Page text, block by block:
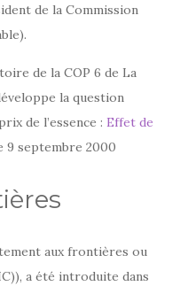
de la Commission
de la COP 6 de La
la question
de l’essence : Effet de
9 septembre 2000
aux frontières ou
a été introduite dans